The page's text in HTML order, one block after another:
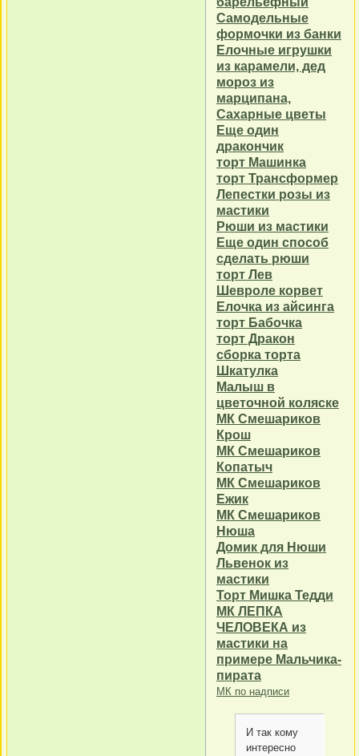
Самодельные
формочки из банки
Елочные игрушки
из карамели, дед
мороз из
марципана,
Сахарные цветы
Еще один
дракончик
торт Машинка
торт Трансформер
Лепестки розы из
мастики
Рюши из мастики
Еще один способ
сделать рюши
торт Лев
Шевроле корвет
Елочка из айсинга
торт Бабочка
торт Дракон
сборка торта
Шкатулка
Малыш в
цветочной коляске
МК Смешариков
Крош
МК Смешариков
Копатыч
МК Смешариков
Ежик
МК Смешариков
Нюша
Домик для Нюши
Львенок из
мастики
Торт Мишка Тедди
МК ЛЕПКА
ЧЕЛОВЕКА из
мастики на
примере Мальчика-
пирата
МК по надписи
И так кому
интересно